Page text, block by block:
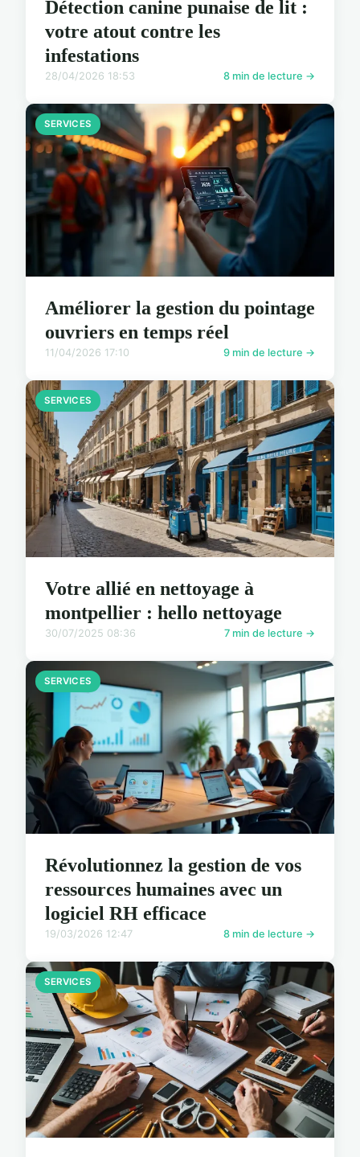
Détection canine punaise de lit :
votre atout contre les
infestations
28/04/2026 18:53 8 min de lecture →
SERVICES
Améliorer la gestion du pointage
ouvriers en temps réel
11/04/2026 17:10 9 min de lecture →
SERVICES
Votre allié en nettoyage à
montpellier : hello nettoyage
30/07/2025 08:36 7 min de lecture →
SERVICES
Révolutionnez la gestion de vos
ressources humaines avec un
logiciel RH efficace
19/03/2026 12:47 8 min de lecture →
SERVICES